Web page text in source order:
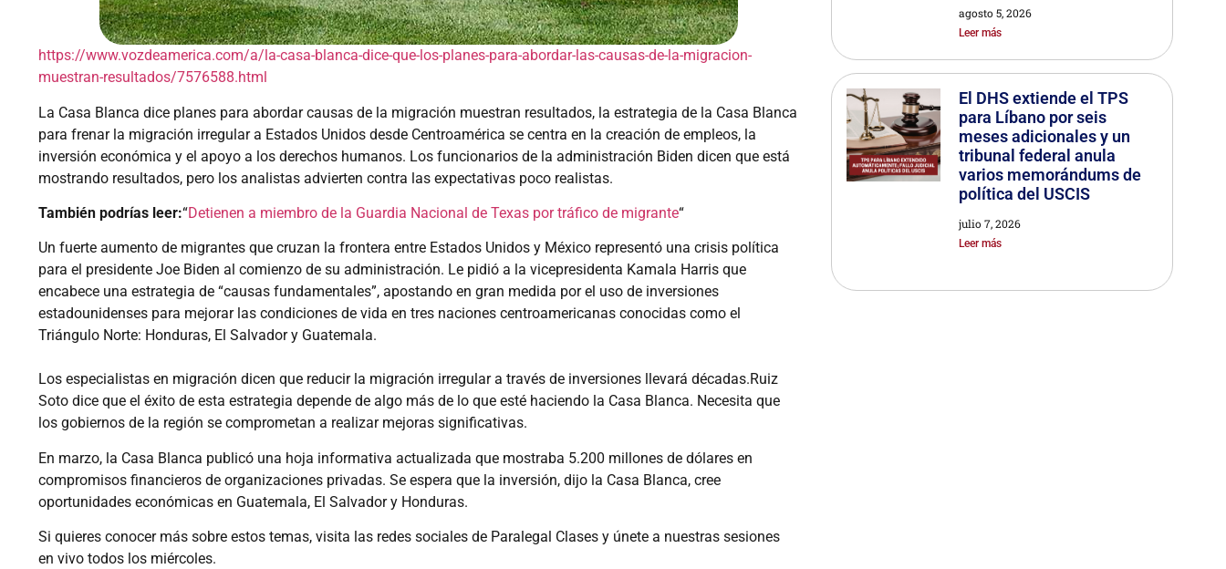
https://www.vozdeamerica.com/a/la-casa-blanca-dice-que-los-planes-para-abordar-las-causas-de-la-migracion-
muestran-resultados/7576588.html
La Casa Blanca dice planes para abordar causas de la migración muestran resultados, la estrategia de la Casa Blanca
para frenar la migración irregular a Estados Unidos desde Centroamérica se centra en la creación de empleos, la
inversión económica y el apoyo a los derechos humanos. Los funcionarios de la administración Biden dicen que está
mostrando resultados, pero los analistas advierten contra las expectativas poco realistas.
También podrías leer:“Detienen a miembro de la Guardia Nacional de Texas por tráfico de migrante“
Un fuerte aumento de migrantes que cruzan la frontera entre Estados Unidos y México representó una crisis política
para el presidente Joe Biden al comienzo de su administración. Le pidió a la vicepresidenta Kamala Harris que
encabece una estrategia de “causas fundamentales”, apostando en gran medida por el uso de inversiones
estadounidenses para mejorar las condiciones de vida en tres naciones centroamericanas conocidas como el
Triángulo Norte: Honduras, El Salvador y Guatemala.
Los especialistas en migración dicen que reducir la migración irregular a través de inversiones llevará décadas.Ruiz
Soto dice que el éxito de esta estrategia depende de algo más de lo que esté haciendo la Casa Blanca. Necesita que
los gobiernos de la región se comprometan a realizar mejoras significativas.
En marzo, la Casa Blanca publicó una hoja informativa actualizada que mostraba 5.200 millones de dólares en
compromisos financieros de organizaciones privadas. Se espera que la inversión, dijo la Casa Blanca, cree
oportunidades económicas en Guatemala, El Salvador y Honduras.
Si quieres conocer más sobre estos temas, visita las redes sociales de Paralegal Clases y únete a nuestras sesiones
en vivo todos los miércoles.
agosto 5, 2026
Leer más
El DHS extiende el TPS
para Líbano por seis
meses adicionales y un
tribunal federal anula
varios memorándums de
política del USCIS
julio 7, 2026
Leer más